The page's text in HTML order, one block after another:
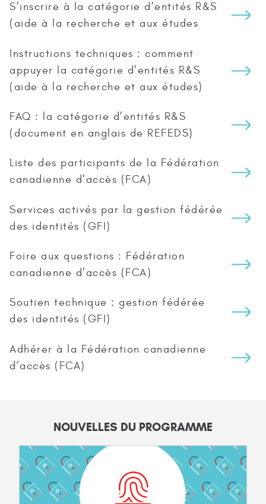
S’inscrire à la catégorie d’entités R&S
(aide à la recherche et aux études
Instructions techniques : comment
appuyer la catégorie d’entités R&S
(aide à la recherche et aux études)
FAQ : la catégorie d’entités R&S
(document en anglais de REFEDS)
Liste des participants de la Fédération
canadienne d’accès (FCA)
Services activés par la gestion fédérée
des identités (GFI)
Foire aux questions : Fédération
canadienne d’accès (FCA)
Soutien technique : gestion fédérée
des identités (GFI)
Adhérer à la Fédération canadienne
d’accès (FCA)
NOUVELLES DU PROGRAMME